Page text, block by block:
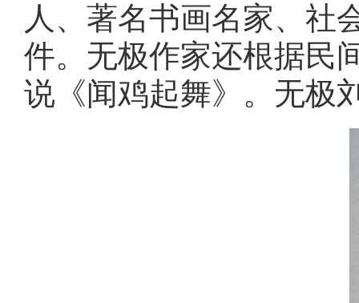
人、著名书画名家、社
件。无极作家还根据民
说《闻鸡起舞》。无极